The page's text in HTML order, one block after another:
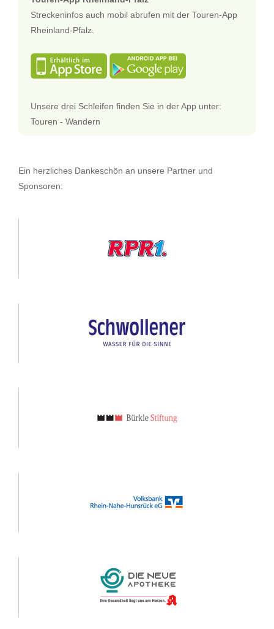
Streckeninfos auch mobil abrufen mit der Touren-App
Rheinland-Pfalz.
Unsere drei Schleifen finden Sie in der App unter:
Touren - Wandern
Ein herzliches Dankeschön an unsere Partner und
Sponsoren: